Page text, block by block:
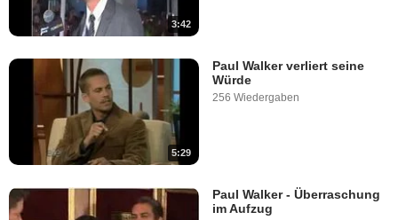
3:42
5:29
Paul Walker verliert seine
Würde
256 Wiedergaben
Paul Walker - Überraschung
im Aufzug